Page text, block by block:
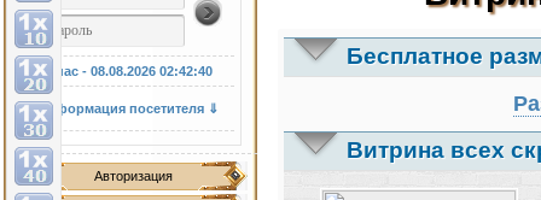
У нас - 08.08.202602:42:41
Информация посетителя ⇓
Авторизация
Бесплатное
Витрина всех